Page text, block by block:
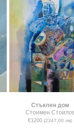
Стъклен дом
Стоимен
€1200(2347,00 лв)